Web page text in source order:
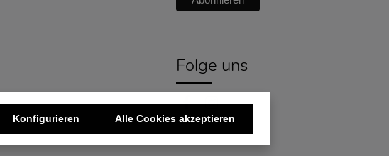
Folge uns
Konfigurieren Alle Cookies akzeptieren